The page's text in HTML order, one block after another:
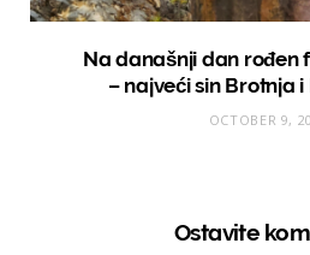
Na današnji dan rođen
– najveći sin Brotnja
OCTOBER 9,
Ostavite